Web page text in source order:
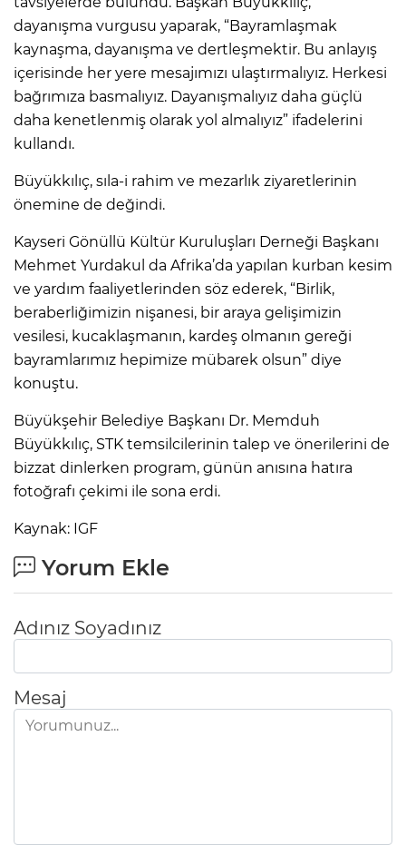
dayanışma vurgusu yaparak, “Bayramlaşmak
kaynaşma, dayanışma ve dertleşmektir. Bu anlayış
içerisinde her yere mesajımızı ulaştırmalıyız. Herkesi
bağrımıza basmalıyız. Dayanışmalıyız daha güçlü
daha kenetlenmiş olarak yol almalıyız” ifadelerini
kullandı.
Büyükkılıç, sıla-i rahim ve mezarlık ziyaretlerinin
önemine de değindi.
Kayseri Gönüllü Kültür Kuruluşları Derneği Başkanı
Mehmet Yurdakul da Afrika’da yapılan kurban kesim
ve yardım faaliyetlerinden söz ederek, “Birlik,
beraberliğimizin nişanesi, bir araya gelişimizin
vesilesi, kucaklaşmanın, kardeş olmanın gereği
bayramlarımız hepimize mübarek olsun” diye
konuştu.
Büyükşehir Belediye Başkanı Dr. Memduh
Büyükkılıç, STK temsilcilerinin talep ve önerilerini de
bizzat dinlerken program, günün anısına hatıra
fotoğrafı çekimi ile sona erdi.
Kaynak: IGF
Yorum Ekle
Adınız Soyadınız
Mesaj